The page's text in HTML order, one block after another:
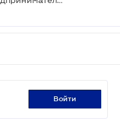
войти